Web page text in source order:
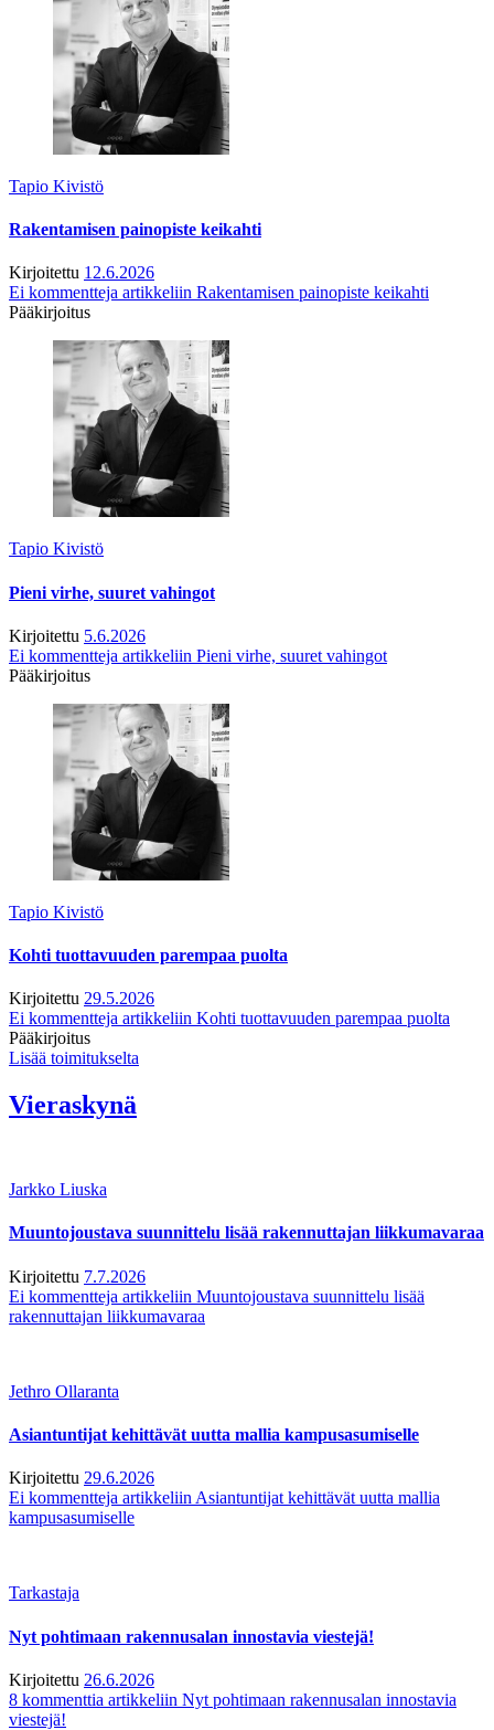
Tapio Kivistö
Rakentamisen painopiste keikahti
Kirjoitettu 12.6.2026
Ei kommentteja artikkeliin Rakentamisen painopiste keikahti
Pääkirjoitus
Tapio Kivistö
Pieni virhe, suuret vahingot
Kirjoitettu 5.6.2026
Ei kommentteja artikkeliin Pieni virhe, suuret vahingot
Pääkirjoitus
Tapio Kivistö
Kohti tuottavuuden parempaa puolta
Kirjoitettu 29.5.2026
Ei kommentteja artikkeliin Kohti tuottavuuden parempaa puolta
Pääkirjoitus
Lisää toimitukselta
Vieraskynä
Jarkko Liuska
Muuntojoustava suunnittelu lisää rakennuttajan liikkumavaraa
Kirjoitettu 7.7.2026
Ei kommentteja artikkeliin Muuntojoustava suunnittelu lisää
rakennuttajan liikkumavaraa
Jethro Ollaranta
Asiantuntijat kehittävät uutta mallia kampusasumiselle
Kirjoitettu 29.6.2026
Ei kommentteja artikkeliin Asiantuntijat kehittävät uutta mallia
kampusasumiselle
Tarkastaja
Nyt pohtimaan rakennusalan innostavia viestejä!
Kirjoitettu 26.6.2026
8 kommenttia artikkeliin Nyt pohtimaan rakennusalan innostavia
viestejä!